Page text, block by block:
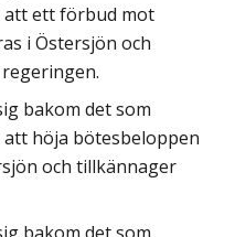
ett förbud mot
i Östersjön och
bakom det som
höja bötesbeloppen
och tillkännager